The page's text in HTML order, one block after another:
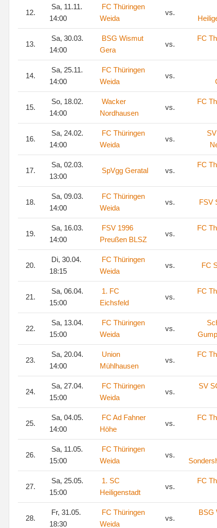
12.
Sa, 11.11.
14:00
FC Thüringen
Weida
vs.
13.
Sa, 30.03.
14:00
BSG Wismut
Gera
vs.
FC
14.
Sa, 25.11.
14:00
FC Thüringen
Weida
vs.
15.
So, 18.02.
14:00
Wacker
Nordhausen
vs.
FC
16.
Sa, 24.02.
14:00
FC Thüringen
Weida
vs.
17.
Sa, 02.03.
13:00
SpVgg Geratal vs.
FC
18.
Sa, 09.03.
14:00
FC Thüringen
Weida
vs. FSV
19.
Sa, 16.03.
14:00
FSV 1996
Preußen BLSZ
vs.
FC
20.
Di, 30.04.
18:15
FC Thüringen
Weida
vs. FC
21.
Sa, 06.04.
15:00
1. FC
Eichsfeld
vs.
FC
22.
Sa, 13.04.
15:00
FC Thüringen
Weida
vs.
23.
Sa, 20.04.
14:00
Union
Mühlhausen
vs.
FC
24.
Sa, 27.04.
15:00
FC Thüringen
Weida
vs.
SV
25.
Sa, 04.05.
14:00
FC Ad Fahner
Höhe
vs.
FC
26.
Sa, 11.05.
15:00
FC Thüringen
Weida
vs.
27.
Sa, 25.05.
15:00
1. SC
Heiligenstadt
vs.
FC
28.
Fr, 31.05.
18:30
FC Thüringen
Weida
vs.
BSG